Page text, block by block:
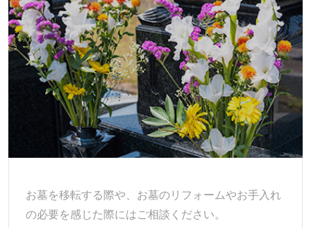
お墓を移転する際や、お墓のリフォームやお手入れ
の必要を感じた際にはご相談ください。